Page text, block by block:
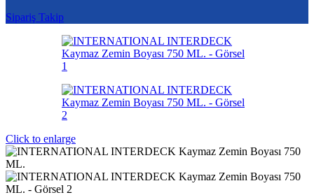
Sipariş Takip
Click to enlarge